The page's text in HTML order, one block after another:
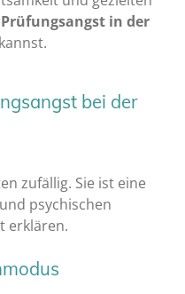
Prüfungsangst in der
kannst.
bei der
zufällig. Sie ist eine
psychischen
erklären.